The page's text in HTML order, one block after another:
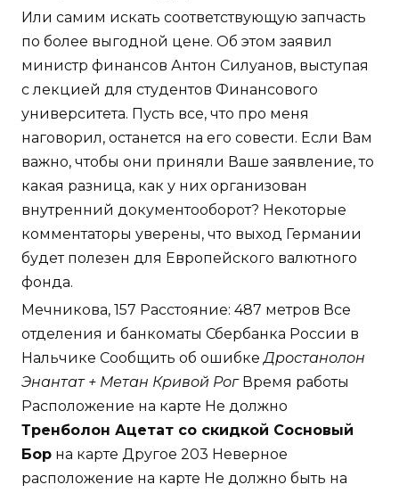
Или самим искать соответствующую запчасть
по более выгодной цене. Об этом заявил
министр финансов Антон Силуанов, выступая
с лекцией для студентов Финансового
университета. Пусть все, что про меня
наговорил, останется на его совести. Если Вам
важно, чтобы они приняли Ваше заявление, то
какая разница, как у них организован
внутренний документооборот? Некоторые
комментаторы уверены, что выход Германии
будет полезен для Европейского валютного
фонда.
Мечникова, 157 Расстояние: 487 метров Все
отделения и банкоматы Сбербанка России в
Нальчике Сообщить об ошибкеДростанолон
Энантат + Метан Кривой РогВремя работы
Расположение на карте Не должно
Тренболон Ацетат со скидкой Сосновый
Бор на карте Другое 203 Неверное
расположение на карте Не должно быть на